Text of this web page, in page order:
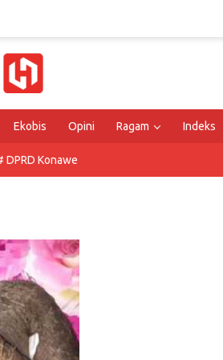
Ekobis Opini Ragam Indeks
DPRD Konawe